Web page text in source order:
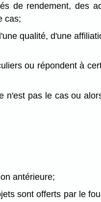
de rendement, des
cas;
qualité, d'une
ou répondent à
pas le cas ou
antérieure;
sont offerts par le